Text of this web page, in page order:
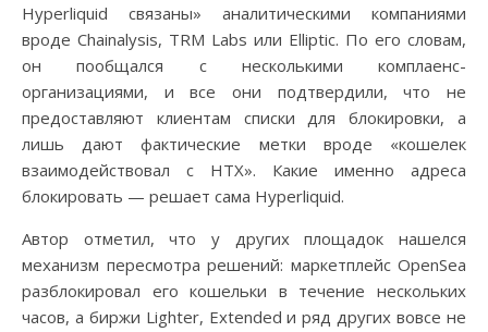
Hyperliquid связаны» аналитическими компаниями
вроде Chainalysis, TRM Labs или Elliptic. По его словам,
он пообщался с несколькими комплаенс-
организациями, и все они подтвердили, что не
предоставляют клиентам списки для блокировки, а
лишь дают фактические метки вроде «кошелек
взаимодействовал с HTX». Какие именно адреса
блокировать — решает сама Hyperliquid.
Автор отметил, что у других площадок нашелся
механизм пересмотра решений: маркетплейс OpenSea
разблокировал его кошельки в течение нескольких
часов, а биржи Lighter, Extended и ряд других вовсе не